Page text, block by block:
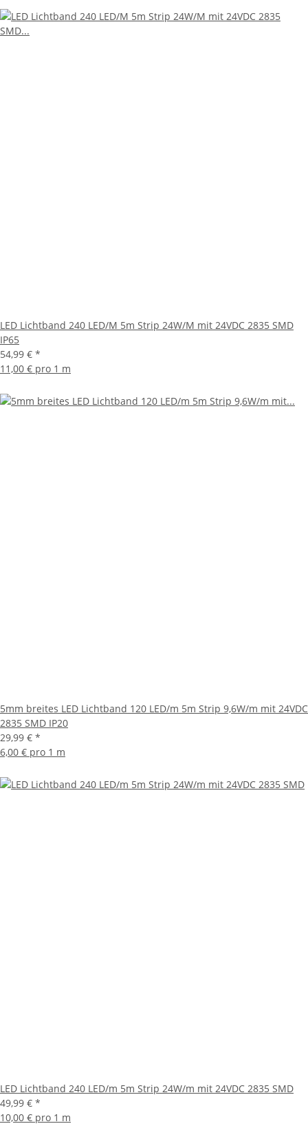
LED Lichtband 240 LED/M 5m Strip 24W/M mit 24VDC 2835 SMD
IP65
54,99 € *
11,00 € pro 1 m
5mm breites LED Lichtband 120 LED/m 5m Strip 9,6W/m mit 24VDC
2835 SMD IP20
29,99 € *
6,00 € pro 1 m
LED Lichtband 240 LED/m 5m Strip 24W/m mit 24VDC 2835 SMD
49,99 € *
10,00 € pro 1 m